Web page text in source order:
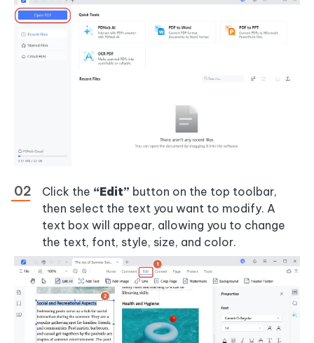
Click the “Edit” button on the top toolbar,
then select the text you want to modify. A
text box will appear, allowing you to change
the text, font, style, size, and color.